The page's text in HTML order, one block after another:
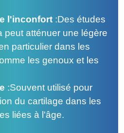
l'inconfort :Des études
peut atténuer une légère
particulier dans les
les genoux et les
:Souvent utilisé pour
du cartilage dans les
liées à l'âge.